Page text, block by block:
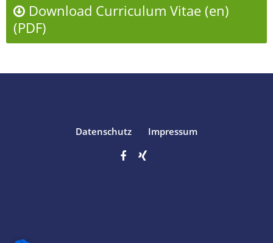
Download Curriculum Vitae (en)
(PDF)
Datenschutz Impressum